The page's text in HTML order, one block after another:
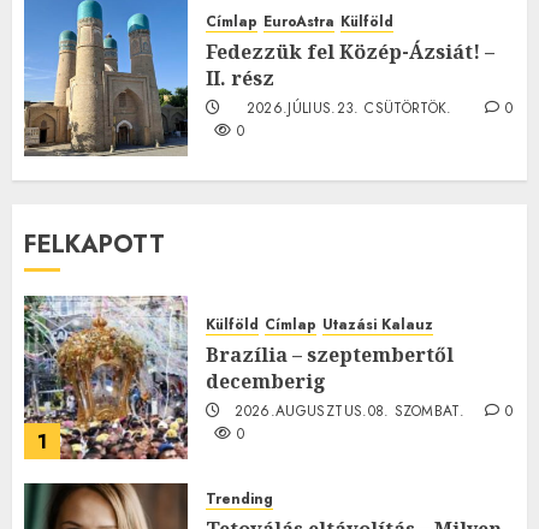
2026.JÚLIUS.23. CSÜTÖRTÖK.
0
Címlap EuroAstra Külföld
Fedezzük fel Közép-Ázsiát! –
II. rész
2026.JÚLIUS.23. CSÜTÖRTÖK.
0
0
FELKAPOTT
1
Külföld Címlap Utazási Kalauz
Brazília – szeptembertől
decemberig
2026.AUGUSZTUS.08. SZOMBAT.
0
0
Trending